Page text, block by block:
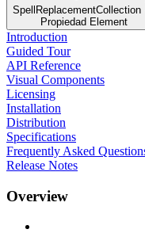
SpellReplacementCollection
Propiedad Element
Introduction
Guided Tour
API Reference
Visual Components
Licensing
Installation
Distribution
Specifications
Frequently Asked
Release Notes
Overview